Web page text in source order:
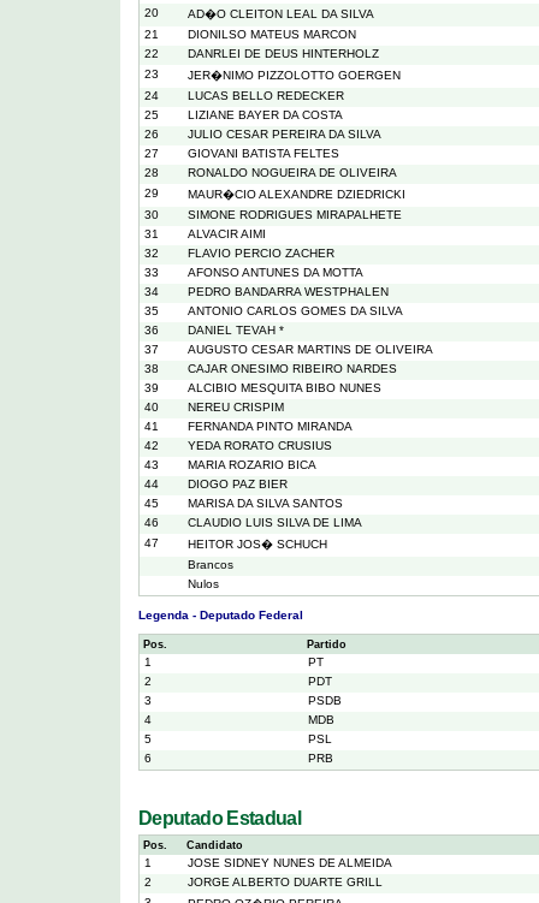
20
AD�O CLEITON LEAL DA SILVA
21
DIONILSO MATEUS MARCON
22
DANRLEI DE DEUS HINTERHOLZ
23
JER�NIMO PIZZOLOTTO GOERGEN
24
LUCAS BELLO REDECKER
25
LIZIANE BAYER DA COSTA
26
JULIO CESAR PEREIRA DA SILVA
27
GIOVANI BATISTA FELTES
28
RONALDO NOGUEIRA DE OLIVEIRA
29
MAUR�CIO ALEXANDRE DZIEDRICKI
30
SIMONE RODRIGUES MIRAPALHETE
31
ALVACIR AIMI
32
FLAVIO PERCIO ZACHER
33
AFONSO ANTUNES DA MOTTA
34
PEDRO BANDARRA WESTPHALEN
35
ANTONIO CARLOS GOMES DA SILVA
36
DANIEL TEVAH *
37
AUGUSTO CESAR MARTINS DE OLIVEIRA
38
CAJAR ONESIMO RIBEIRO NARDES
39
ALCIBIO MESQUITA BIBO NUNES
40
NEREU CRISPIM
41
FERNANDA PINTO MIRANDA
42
YEDA RORATO CRUSIUS
43
MARIA ROZARIO BICA
44
DIOGO PAZ BIER
45
MARISA DA SILVA SANTOS
46
CLAUDIO LUIS SILVA DE LIMA
47
HEITOR JOS� SCHUCH
Brancos
Nulos
Legenda - Deputado Federal
Pos. Partido
1
PT
2
PDT
3
PSDB
4
MDB
5
PSL
6
PRB
Deputado Estadual
Pos. Candidato
1
JOSE SIDNEY NUNES DE ALMEIDA
2
JORGE ALBERTO DUARTE GRILL